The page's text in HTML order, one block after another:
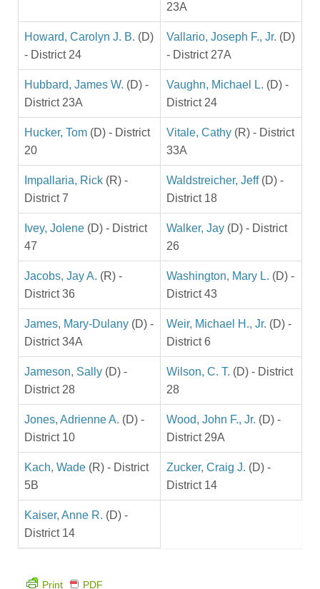
23A
Howard, Carolyn J. B. (D)
- District 24
Vallario, Joseph F., Jr. (D)
- District 27A
Hubbard, James W. (D) -
District 23A
Vaughn, Michael L. (D) -
District 24
Hucker, Tom (D) - District
20
Vitale, Cathy (R) - District
33A
Impallaria, Rick (R) -
District 7
Waldstreicher, Jeff(D) -
District 18
Ivey, Jolene (D) - District
47
Walker, Jay (D) - District
26
Jacobs, Jay A. (R) -
District 36
Washington, Mary L. (D) -
District 43
James, Mary-Dulany (D) -
District 34A
Weir, Michael H., Jr. (D) -
District 6
Jameson, Sally (D) -
District 28
Wilson, C. T. (D) - District
28
Jones, Adrienne A. (D) -
District 10
Wood, John F., Jr. (D) -
District 29A
Kach, Wade (R) - District
5B
Zucker, Craig J. (D) -
District 14
Kaiser, Anne R. (D) -
District 14
Print PDF